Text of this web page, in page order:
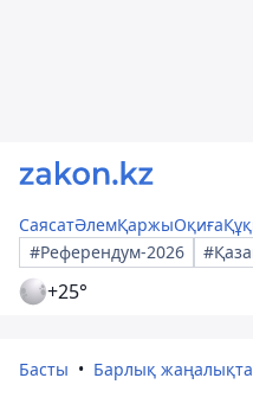
СаясатӘлемҚаржыОқиға
#Референдум-2026
+25°
Басты Барлық